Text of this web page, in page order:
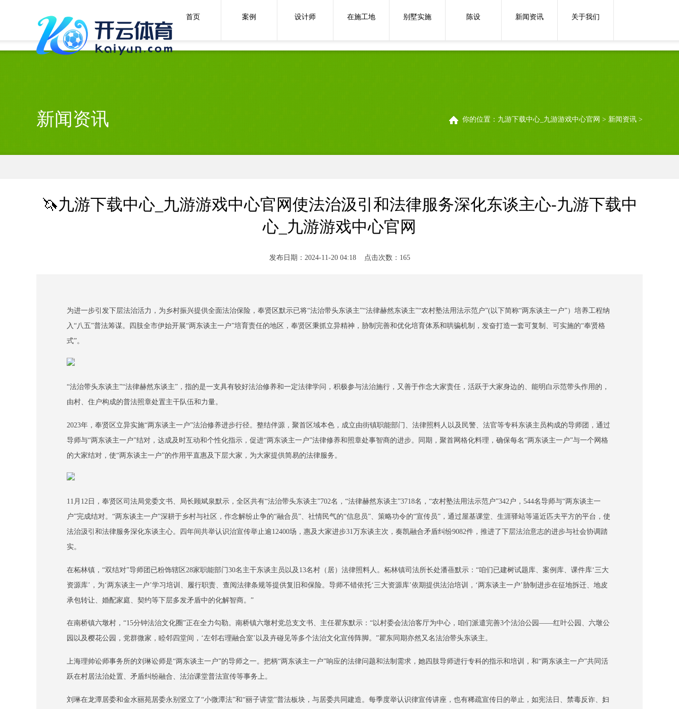
🦄九游下载中心_九游游戏中心官网使法治汲引和法律服务深化东谈主心-九游下载中心_九游游戏中心官网
首页 案例 设计师 在施工地 别墅实施 陈设 新闻资讯 关于我们
新闻资讯 你的位置： 九游下载中心_九游游戏中心官网 > 新闻资讯 >
🦄九游下载中心_九游游戏中心官网使法治汲引和法律服务深化东谈主心-九游下载中
心_九游游戏中心官网
发布日期：2024-11-20 04:18 点击次数：165
为进一步引发下层法治活力，为乡村振兴提供全面法治保险，奉贤区默示已将“法治带头东谈主”“法律赫然东谈主”“农村塾法用法示范户”(以下简称“两东谈主一户”）培养工程纳
入“八五”普法筹谋。四肢全市伊始开展“两东谈主一户”培育责任的地区，奉贤区秉抓立异精神，胁制完善和优化培育体系和哄骗机制，发奋打造一套可复制、可实施的“奉贤格
式”。
“法治带头东谈主”“法律赫然东谈主”，指的是一支具有较好法治修养和一定法律学问，积极参与法治施行，又善于作念大家责任，活跃于大家身边的、能明白示范带头作用的，
由村、住户构成的普法照章处置主干队伍和力量。
2023年，奉贤区立异实施“两东谈主一户”法治修养进步行径。整结伴源，聚首区域本色，成立由街镇职能部门、法律照料人以及民警、法官等专科东谈主员构成的导师团，通过
导师与“两东谈主一户”结对，达成及时互动和个性化指示，促进“两东谈主一户”法律修养和照章处事智商的进步。同期，聚首网格化料理，确保每名“两东谈主一户”与一个网格
的大家结对，使“两东谈主一户”的作用平直惠及下层大家，为大家提供简易的法律服务。
11月12日，奉贤区司法局党委文书、局长顾斌泉默示，全区共有“法治带头东谈主”702名，“法律赫然东谈主”3718名，“农村塾法用法示范户”342户，544名导师与“两东谈主一
户”完成结对。“两东谈主一户”深耕于乡村与社区，作念解纷止争的“融合员”、社情民气的“信息员”、策略功令的“宣传员”，通过屋基课堂、生涯驿站等逼近匹夫平方的平台，使
法治汲引和法律服务深化东谈主心。四年间共举认识治宣传举止逾12400场，惠及大家进步31万东谈主次，奏凯融合矛盾纠纷9082件，推进了下层法治意志的进步与社会协调踏
实。
在柘林镇，“双结对”导师团已粉饰辖区28家职能部门30名主干东谈主员以及13名村（居）法律照料人。柘林镇司法所长处潘蓓默示：“咱们已建树试题库、案例库、课件库‘三大
资源库’，为‘两东谈主一户’学习培训、履行职责、查阅法律条规等提供复旧和保险。导师不错依托‘三大资源库’依期提供法治培训，‘两东谈主一户’胁制进步在征地拆迁、地皮
承包转让、婚配家庭、契约等下层多发矛盾中的化解智商。”
在南桥镇六墩村，“15分钟法治文化圈”正在全力勾勒。南桥镇六墩村党总支文书、主任瞿东默示：“以村委会法治客厅为中心，咱们派遣完善3个法治公园——红叶公园、六墩公
园以及樱花公园，党群微家，睦邻四堂间，‘左邻右理融合室’以及卉碰见等多个法治文化宣传阵脚。”瞿东同期亦然又名法治带头东谈主。
上海理帅讼师事务所的刘琳讼师是“两东谈主一户”的导师之一。把柄“两东谈主一户”响应的法律问题和法制需求，她四肢导师进行专科的指示和培训，和“两东谈主一户”共同活
跃在村居法治处置、矛盾纠纷融合、法治课堂普法宣传等事务上。
刘琳在龙潭居委和金水丽苑居委永别竖立了“小微潭法”和“丽子讲堂”普法板块，与居委共同建造。每季度举认识律宣传讲座，也有稀疏宣传日的举止，如宪法日、禁毒反诈、妇